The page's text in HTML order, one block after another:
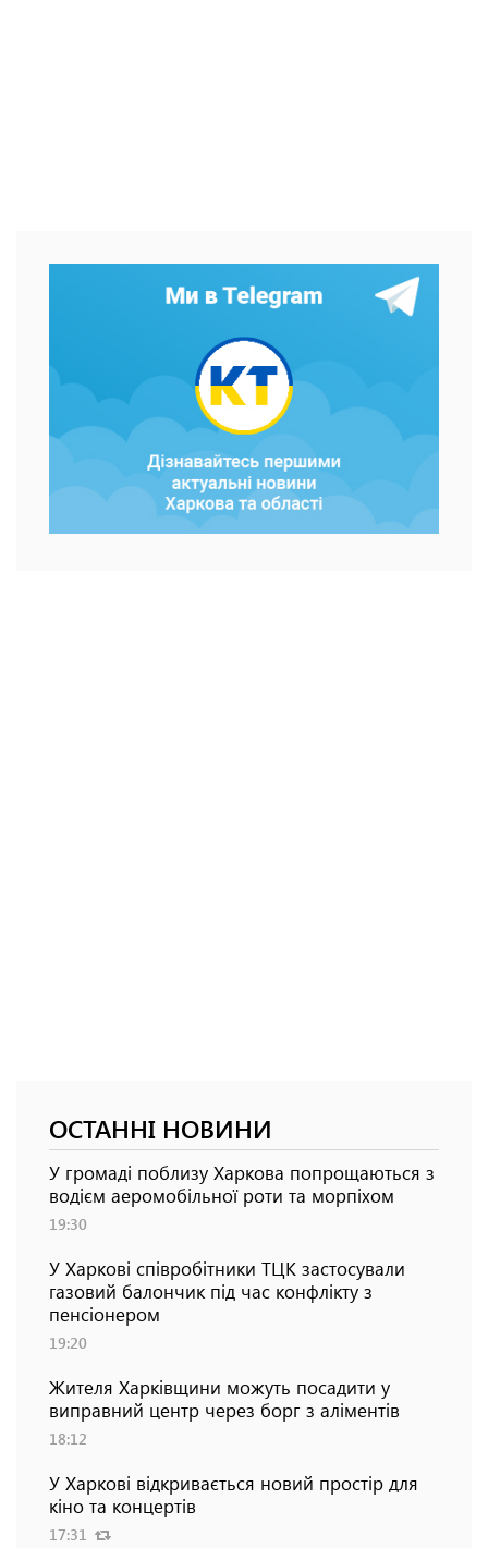
ОСТАННІ НОВИНИ
У громаді поблизу Харкова попрощаються з
водієм аеромобільної роти та морпіхом
19:30
У Харкові співробітники ТЦК застосували
газовий балончик під час конфлікту з
пенсіонером
19:20
Жителя Харківщини можуть посадити у
виправний центр через борг з аліментів
18:12
У Харкові відкривається новий простір для
кіно та концертів
17:31